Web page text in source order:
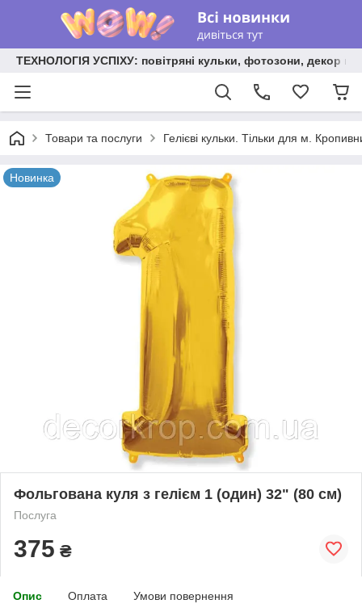
ТЕХНОЛОГІЯ УСПІХУ: повітряні кульки, фотозони, декор на
Товари та послуги Гелієві кульки. Тільки для м.
Новинка
Фольгована куля з гелієм 1 (один) 32" (80 см)
Послуга
375 ₴
Опис Оплата Умови повернення